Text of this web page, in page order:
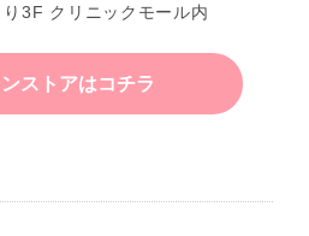
3F クリニックモール内
ストアはコチラ